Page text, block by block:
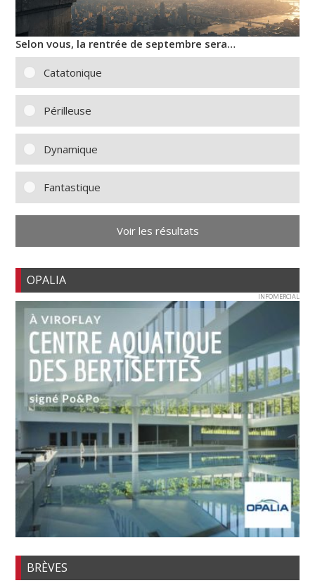
Selon vous, la rentrée de septembre sera…
Catatonique
Périlleuse
Dynamique
Fantastique
Voir les résultats
OPALIA
INFOMERCIAL
BRÈVES